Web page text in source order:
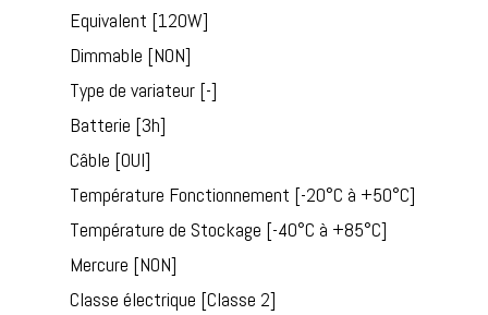
Equivalent [120W]
Dimmable [NON]
Type de variateur [-]
Batterie [3h]
Câble [OUI]
Température Fonctionnement [-20°C à +50°C]
Température de Stockage [-40°C à +85°C]
Mercure [NON]
Classe électrique [Classe 2]